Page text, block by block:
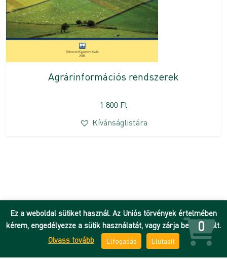
Agrárinformációs rendszerek
1 800 Ft
Kívánságlistára
Ez a weboldal sütiket használ. Az Uniós törvények értelmében
kérem, engedélyezze a sütik használatát, vagy zárja be az oldalt.
Olvass tovább
Elfogadás Elutasít
0